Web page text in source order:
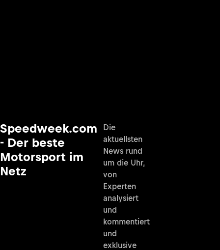
Speedweek.com
- Der beste
Motorsport im
Netz
Die
aktuellsten
News rund
um die Uhr,
von
Experten
analysiert
und
kommentiert
und
exklusive